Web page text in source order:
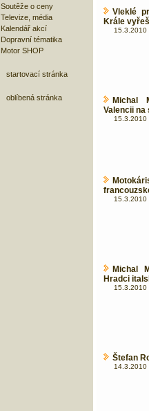
Soutěže o ceny
Televize, média
Kalendář akcí
Dopravní tématika
Motor SHOP
startovací stránka
oblíbená stránka
Vleklé
Krále
15.3.2010
Michal
Valencii na
15.3.2010
15.3.2010
Michal
Hradci
15.3.2010
Štefan
14.3.2010